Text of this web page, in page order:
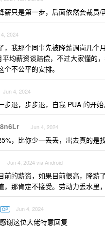
薪只是第一步，后面依然会裁员
2024
，我那个同事先被降薪调岗几个
均薪资谈赔偿，不过大家懂的
个不公平的安排。
Jun 4, 2024
步退，步步退，自我 PUA 的开始
Jun 4, 2024
，比你少一丢丢，出去真的是
Jun 4, 2024 via Android
前的薪资，如果目前很高，降薪
，那肯定不接受。劳动力丢水里
OP Jun 4, 2024
谢这位大佬特意回复